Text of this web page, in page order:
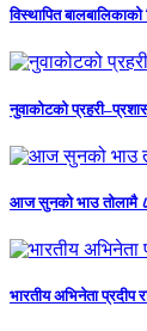
विस्थापित
नुवाकोटको
आज सुनको भाउ तोलामै
भारतीय अभिनेता प्रदीप